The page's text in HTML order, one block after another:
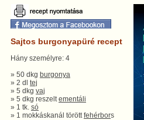
Sajtos burgonyapüré recept
Hány személyre: 4
» 50 dkg burgonya
» 2 dl tej
» 5 dkg vaj
» 5 dkg reszeltementáli
» 1 tk. só
» 1 mokkáskanál töröttfehérbors